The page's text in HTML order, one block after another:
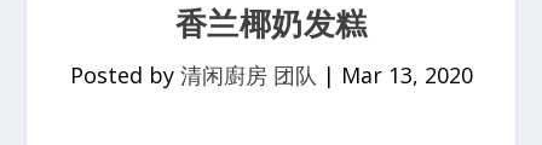
香兰椰奶发糕
Posted by 清闲廚房 团队 | Mar 13, 2020